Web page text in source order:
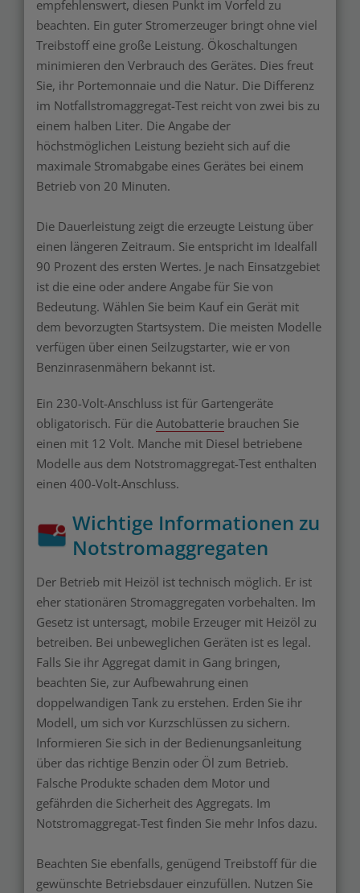
empfehlenswert, diesen Punkt im Vorfeld zu
beachten. Ein guter Stromerzeuger bringt ohne viel
Treibstoff eine große Leistung. Ökoschaltungen
minimieren den Verbrauch des Gerätes. Dies freut
Sie, ihr Portemonnaie und die Natur. Die Differenz
im Notfallstromaggregat-Test reicht von zwei bis zu
einem halben Liter. Die Angabe der
höchstmöglichen Leistung bezieht sich auf die
maximale Stromabgabe eines Gerätes bei einem
Betrieb von 20 Minuten.
Die Dauerleistung zeigt die erzeugte Leistung über
einen längeren Zeitraum. Sie entspricht im Idealfall
90 Prozent des ersten Wertes. Je nach Einsatzgebiet
ist die eine oder andere Angabe für Sie von
Bedeutung. Wählen Sie beim Kauf ein Gerät mit
dem bevorzugten Startsystem. Die meisten Modelle
verfügen über einen Seilzugstarter, wie er von
Benzinrasenmähern bekannt ist.
Ein 230-Volt-Anschluss ist für Gartengeräte
obligatorisch. Für die Autobatterie brauchen Sie
einen mit 12 Volt. Manche mit Diesel betriebene
Modelle aus dem Notstromaggregat-Test enthalten
einen 400-Volt-Anschluss.
Wichtige Informationen zu
Notstromaggregaten
Der Betrieb mit Heizöl ist technisch möglich. Er ist
eher stationären Stromaggregaten vorbehalten. Im
Gesetz ist untersagt, mobile Erzeuger mit Heizöl zu
betreiben. Bei unbeweglichen Geräten ist es legal.
Falls Sie ihr Aggregat damit in Gang bringen,
beachten Sie, zur Aufbewahrung einen
doppelwandigen Tank zu erstehen. Erden Sie ihr
Modell, um sich vor Kurzschlüssen zu sichern.
Informieren Sie sich in der Bedienungsanleitung
über das richtige Benzin oder Öl zum Betrieb.
Falsche Produkte schaden dem Motor und
gefährden die Sicherheit des Aggregats. Im
Notstromaggregat-Test finden Sie mehr Infos dazu.
Beachten Sie ebenfalls, genügend Treibstoff für die
gewünschte Betriebsdauer einzufüllen. Nutzen Sie